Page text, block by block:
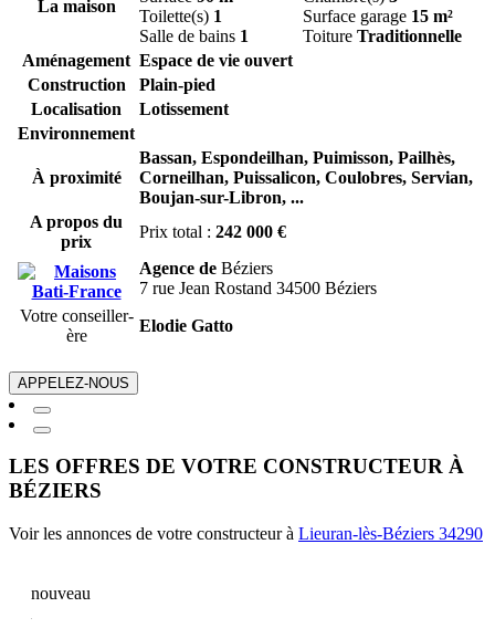
La maison
Toilette(s) 1
Salle de bains 1
Surface garage 15 m²
Toiture Traditionnelle
Aménagement Espace de vie ouvert
Construction
Plain-pied
Localisation
Lotissement
Environnement
À proximité
Bassan, Espondeilhan, Puimisson, Pailhès,
Corneilhan, Puissalicon, Coulobres, Servian,
Boujan-sur-Libron, ...
A propos du
prix
Prix total : 242 000 €
Agence de Béziers
7 rue Jean Rostand 34500 Béziers
Votre conseiller-
ère
Elodie Gatto
APPELEZ-NOUS
LES OFFRES DE VOTRE CONSTRUCTEUR À
BÉZIERS
Voir les annonces de votre constructeur à Lieuran-lès-Béziers 34290
nouveau